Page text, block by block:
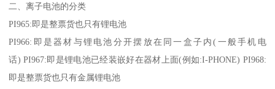
二、离子电池的分类
PI965:即是整票货也只有锂电池
PI966:即是器材与锂电池分开摆放在同一盒子内(一般手机电
话) PI967:即是锂电池已经装嵌好在器材上面(例如:I-PHONE) PI968:
即是整票货也只有金属锂电池